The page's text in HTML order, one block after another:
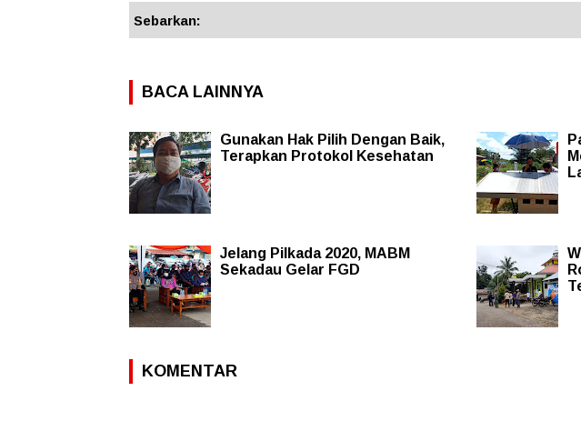
Sebarkan:
BACA LAINNYA
Gunakan Hak Pilih Dengan Baik,
Terapkan Protokol Kesehatan
Jelang Pilkada 2020, MABM
Sekadau Gelar FGD
KOMENTAR